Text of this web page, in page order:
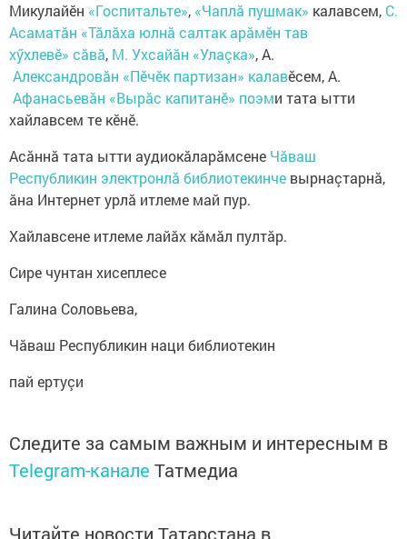
Микулайĕн «Госпитальте», «Чаплă пушмак» калавсем, С.​
Асаматăн «Тӑлӑха юлнӑ салтак арӑмӗн тав
хӳхлевӗ» сӑвӑ, М.​ Ухсайăн «Улаçка», А.​
Александровӑн «Пӗчӗк партизан» калавĕсем, А.​
Афанасьевăн «Вырӑс капитанӗ» поэми тата ытти
хайлавсем те кӗнӗ.
Асăннă тата ытти аудиокăларăмсене Чăваш
Республикин электронлă библиотекинче вырнаçтарнă,
ăна Интернет урлă итлеме май пур.
Хайлавсене итлеме лайăх кăмăл пултăр.
Сире чунтан хисеплесе
Галина Соловьева,
Чăваш Республикин наци библиотекин
пай ертуçи
Следите за самым важным и интересным в
Telegram-канале Татмедиа
Читайте новости Татарстана в